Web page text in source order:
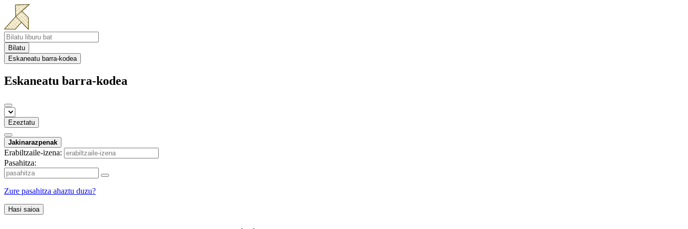
Bilatu
Eskaneatu barra-kodea
Eskaneatu barra-kodea
Ezeztatu
Jakinarazpenak
Erabiltzaile-izena:
Pasahitza:
Zure pasahitza ahaztu duzu?
Hasi saioa